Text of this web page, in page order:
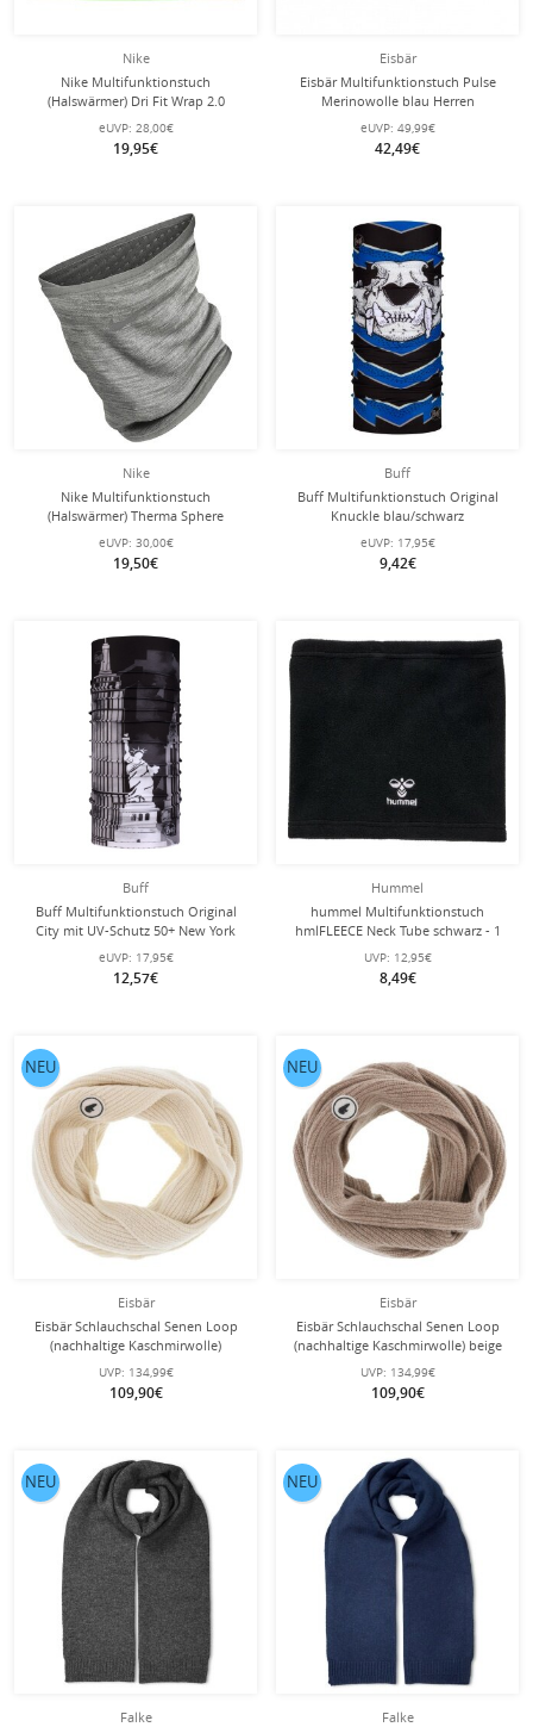
Nike
Nike Multifunktionstuch
(Halswärmer) Dri Fit Wrap 2.0
Neckwarmer 2022 hellgrün/silber - 1
Stück
eUVP: 28,00€
19,95€
Eisbär
Eisbär Multifunktionstuch Pulse
Merinowolle blau Herren
eUVP: 49,99€
42,49€
Nike
Nike Multifunktionstuch
(Halswärmer) Therma Sphere
Neckwarmer 3.0 grau - 1 Stück
eUVP: 30,00€
19,50€
Buff
Buff Multifunktionstuch Original
Knuckle blau/schwarz
Herren/Damen
eUVP: 17,95€
9,42€
Buff
Buff Multifunktionstuch Original
City mit UV-Schutz 50+ New York
schwarz
eUVP: 17,95€
12,57€
Hummel
hummel Multifunktionstuch
hmlFLEECE Neck Tube schwarz - 1
Stück
UVP: 12,95€
8,49€
Eisbär
Eisbär Schlauchschal Senen Loop
(nachhaltige Kaschmirwolle)
cremeweiss
UVP: 134,99€
109,90€
NEU
Eisbär
Eisbär Schlauchschal Senen Loop
(nachhaltige Kaschmirwolle) beige
UVP: 134,99€
109,90€
NEU
Falke
NEU
Falke
NEU